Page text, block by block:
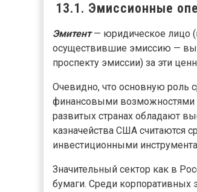
13.1. Эмиссионные
Эмитент— юридическое лицо
осуществившие эмиссию —
проспекту эмиссии) за эти
Очевидно, что основную роль
финансовыми возможностями
развитых странах обладают
казначейства США считаются
инвестиционными
Значительный сектор как в
бумаги. Среди